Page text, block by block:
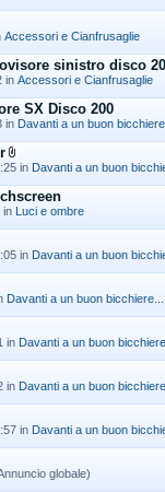
Accessori e Cianfrusaglie
sinistro disco
in Accessori e Cianfrusaglie
SX Disco 200
in Davanti a un buon
in Davanti a un buon
in Luci e ombre
in Davanti a un buon
Davanti a un buon
in Davanti a un buon
in Davanti a un buon
in Davanti a un buon
globale)